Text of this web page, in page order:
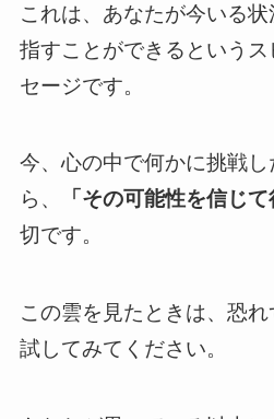
これは、あなたが今いる
指すことができるという
セージです。
今、心の中で何かに挑戦
ら、
「その可能性を信じて
切です。
この雲を見たときは、恐
試してみてください。